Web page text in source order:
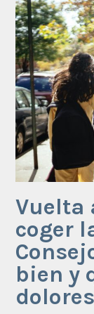
Vuelta
coger
bien y